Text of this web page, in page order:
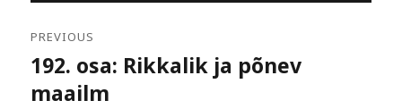
navigation
PREVIOUS
Previous
post:
192. osa: Rikkalik ja põnev
maailm